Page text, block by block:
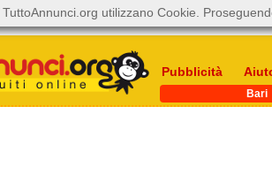
Pubblicità
Bari
utilizzano Cookie.